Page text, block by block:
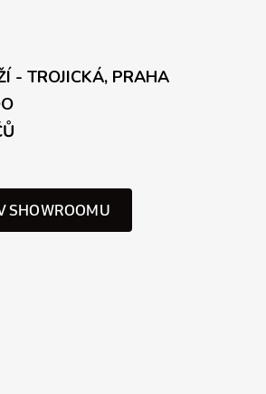
- TROJICKÁ, PRAHA
SHOWROOMU